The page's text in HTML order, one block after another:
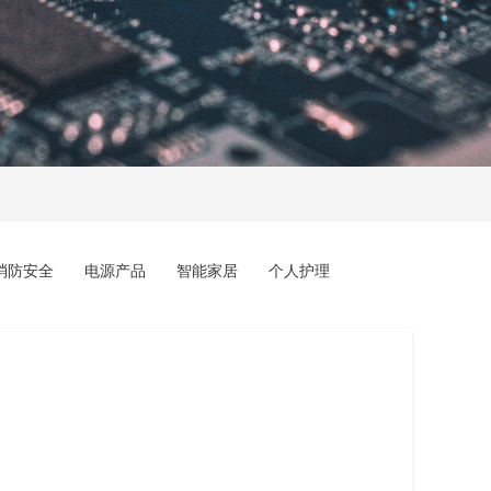
防安全 电源产品 智能家居 个人护理